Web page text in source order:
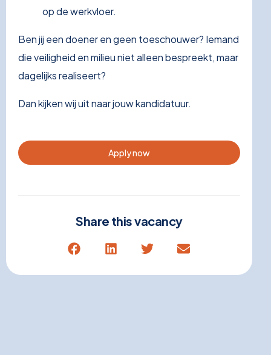
op de werkvloer.
Ben jij een doener en geen toeschouwer? Iemand
die veiligheid en milieu niet alleen bespreekt, maar
dagelijks realiseert?
Dan kijken wij uit naar jouw kandidatuur.
Apply now
Share this vacancy